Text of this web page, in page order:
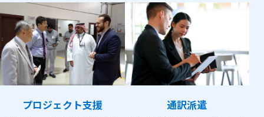
プロジェクト支援 通訳派遣